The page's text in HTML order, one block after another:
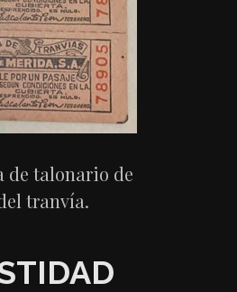
de talonario de
tranvía.